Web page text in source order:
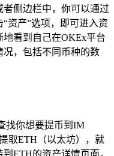
侧边栏中，你可以通过
资产”选项，即可进入资
看到自己在OKEx平台
况，包括不同币种的数
找你想要提币到IM
取ETH（以太坊），就